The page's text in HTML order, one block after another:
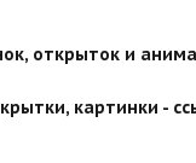
открыток и
картинки -